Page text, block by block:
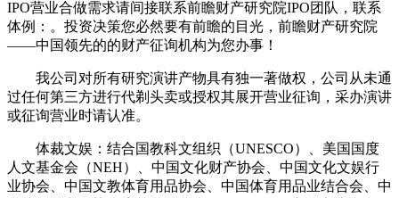
IPO营业合做需求请间接联系前瞻财产研究院IPO团队，联系
体例：。投资决策您必然要有前瞻的目光，前瞻财产研究院
——中国领先的的财产征询机构为您办事！
我公司对所有研究演讲产物具有独一著做权，公司从未通
过任何第三方进行代剃头卖或授权其展开营业征询，采办演讲
或征询营业时请认准。
体裁文娱：结合国教科文组织（UNESCO）、美国国度
人文基金会（NEH）、中国文化财产协会、中国文化文娱行
业协会、中国文教体育用品协会、中国体育用品业结合会、中